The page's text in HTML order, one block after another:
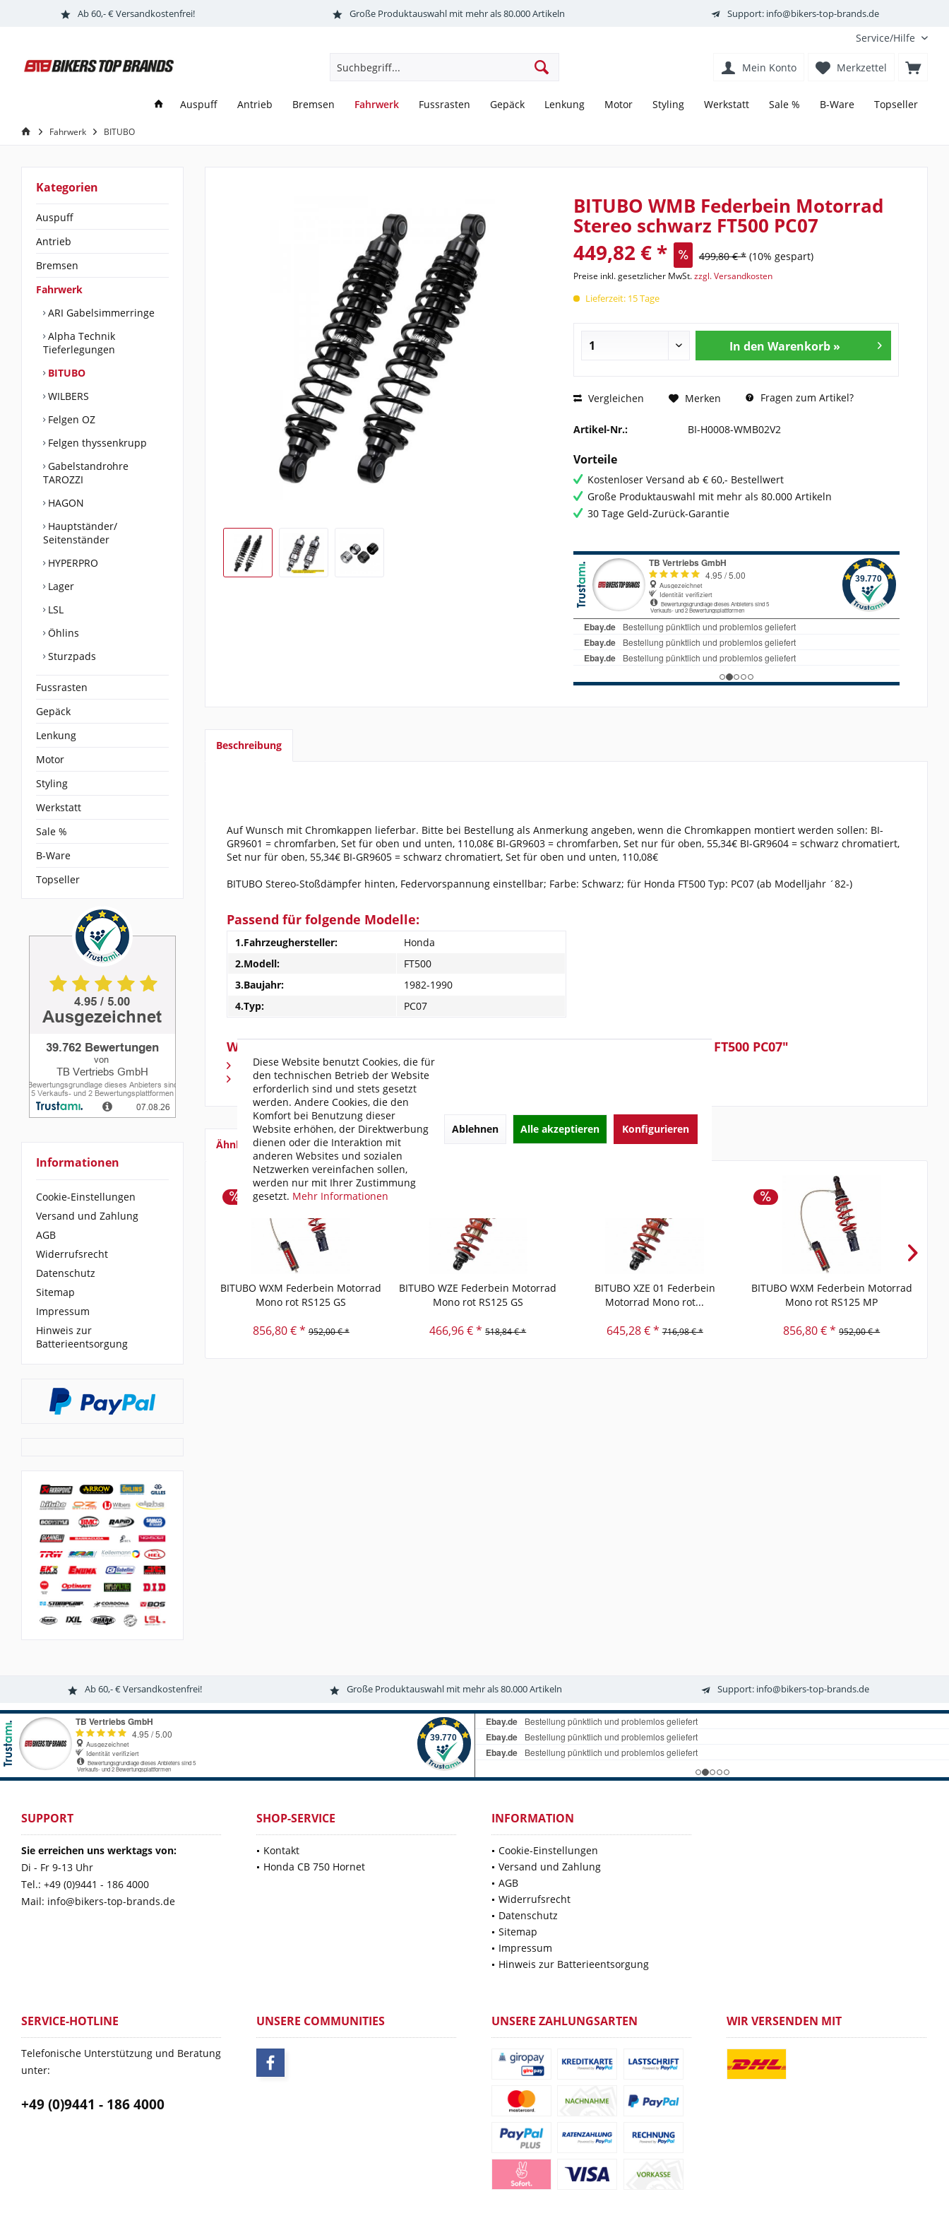
Ab 60,- € Versandkostenfrei! Große Produktauswahl mit mehr als 80.000 Artikeln Support: info@bikers-top-brands.de
Service/Hilfe
Merkzettel
Mein Konto
Auspuff Antrieb Bremsen Fahrwerk Fussrasten Gepäck Lenkung Motor Styling Werkstatt Sale % B-Ware Topseller
Fahrwerk BITUBO
Kategorien
Auspuff
Antrieb
Bremsen
Fahrwerk
ARI Gabelsimmerringe
Alpha Technik
Tieferlegungen
BITUBO
WILBERS
Felgen OZ
Felgen thyssenkrupp
Gabelstandrohre
TAROZZI
HAGON
Hauptständer/
Seitenständer
HYPERPRO
Lager
LSL
Öhlins
Sturzpads
Fussrasten
Gepäck
Lenkung
Motor
Styling
Werkstatt
Sale %
B-Ware
Topseller
Informationen
Cookie-Einstellungen
Versand und Zahlung
AGB
Widerrufsrecht
Datenschutz
Sitemap
Impressum
Hinweis zur
Batterieentsorgung
BITUBO WMB Federbein Motorrad
Stereo schwarz FT500 PC07
449,82 € * 499,80 € * (10% gespart)
Preise inkl. gesetzlicher MwSt.zzgl. Versandkosten
Lieferzeit: 15 Tage
In den Warenkorb »
Vergleichen Merken Fragen zum Artikel?
Artikel-Nr.: BI-H0008-WMB02V2
Vorteile
Kostenloser Versand ab € 60,- Bestellwert
Große Produktauswahl mit mehr als 80.000 Artikeln
30 Tage Geld-Zurück-Garantie
Beschreibung
Auf Wunsch mit Chromkappen lieferbar. Bitte bei Bestellung als Anmerkung angeben, wenn die Chromkappen montiert werden sollen: BI-
GR9601 = chromfarben, Set für oben und unten, 110,08€ BI-GR9603 = chromfarben, Set nur für oben, 55,34€ BI-GR9604 = schwarz chromatiert,
Set nur für oben, 55,34€ BI-GR9605 = schwarz chromatiert, Set für oben und unten, 110,08€
BITUBO Stereo-Stoßdämpfer hinten, Federvorspannung einstellbar; Farbe: Schwarz; für Honda FT500 Typ: PC07 (ab Modelljahr ´82-)
Passend für folgende Modelle:
1.Fahrzeughersteller:
Honda
2.Modell:
FT500
3.Baujahr:
1982-1990
4.Typ:
PC07
Weiterführende Links zu "BITUBO WMB Federbein Motorrad Stereo schwarz FT500 PC07"
Fragen zum Artikel?
Weitere Artikel von BITUBO
Ähnliche Artikel
BITUBO WXM Federbein Motorrad
Mono rot RS125 GS
856,80 € * 952,00 € *
BITUBO WZE Federbein Motorrad
Mono rot RS125 GS
466,96 € * 518,84 € *
BITUBO XZE 01 Federbein
Motorrad Mono rot...
645,28 € * 716,98 € *
BITUBO WXM Federbein Motorrad
Mono rot RS125 MP
856,80 € * 952,00 € *
Ab 60,- € Versandkostenfrei! Große Produktauswahl mit mehr als 80.000 Artikeln Support: info@bikers-top-brands.de
SUPPORT
Sie erreichen uns werktags von:
Di - Fr 9-13 Uhr
Tel.: +49 (0)9441 - 186 4000
Mail: info@bikers-top-brands.de
SHOP-SERVICE
Kontakt
Honda CB 750 Hornet
INFORMATION
Cookie-Einstellungen
Versand und Zahlung
AGB
Widerrufsrecht
Datenschutz
Sitemap
Impressum
Hinweis zur Batterieentsorgung
SERVICE-HOTLINE
Telefonische Unterstützung und Beratung
unter:
+49 (0)9441 - 186 4000
UNSERE COMMUNITIES UNSERE ZAHLUNGSARTEN WIR VERSENDEN MIT
Diese Website benutzt Cookies, die für
den technischen Betrieb der Website
erforderlich sind und stets gesetzt
werden. Andere Cookies, die den
Komfort bei Benutzung dieser
Website erhöhen, der Direktwerbung
dienen oder die Interaktion mit
anderen Websites und sozialen
Netzwerken vereinfachen sollen,
werden nur mit Ihrer Zustimmung
gesetzt. Mehr Informationen
Ablehnen Alle akzeptieren Konfigurieren